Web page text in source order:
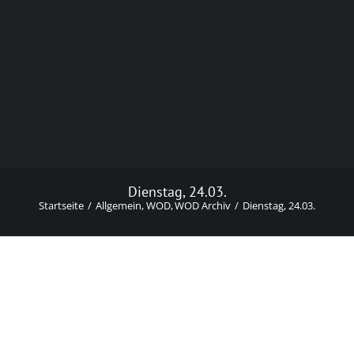
Dienstag, 24.03.
Startseite Allgemein WOD WOD Archiv Dienstag, 24.03.